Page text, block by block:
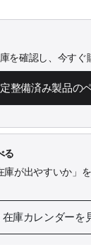
を確認し、今すぐ
整備済み製品の
る
庫が出やすいか」
在庫カレンダーを